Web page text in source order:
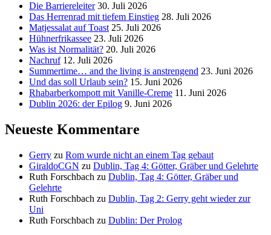
Die Barriereleiter 30. Juli 2026
Das Herrenrad mit tiefem Einstieg 28. Juli 2026
Matjessalat auf Toast 25. Juli 2026
Hühnerfrikassee 23. Juli 2026
Was ist Normalität? 20. Juli 2026
Nachruf 12. Juli 2026
Summertime… and the living is anstrengend 23. Juni 2026
Und das soll Urlaub sein? 15. Juni 2026
Rhabarberkompott mit Vanille-Creme 11. Juni 2026
Dublin 2026: der Epilog 9. Juni 2026
Neueste Kommentare
Gerry zu Rom wurde nicht an einem Tag gebaut
GiraldoCGN zu Dublin, Tag 4: Götter, Gräber und Gelehrte
Ruth Forschbach zu Dublin, Tag 4: Götter, Gräber und
Gelehrte
Ruth Forschbach zu Dublin, Tag 2: Gerry geht wieder zur
Uni
Ruth Forschbach zu Dublin: Der Prolog